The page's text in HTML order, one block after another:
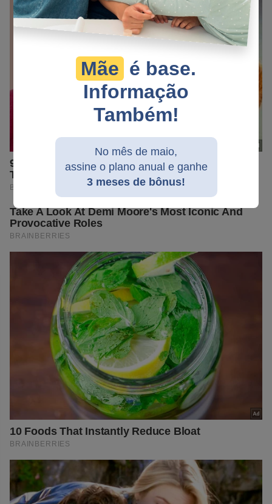
Mãe é base.
Informação
Também!
No mês de maio,
assine o plano anual e ganhe
3 meses de bônus!